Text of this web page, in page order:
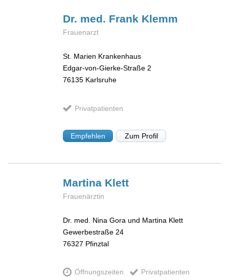
Dr. med. Frank Klemm
Frauenarzt
St. Marien Krankenhaus
Edgar-von-Gierke-Straße 2
76135 Karlsruhe
Privatpatienten
Empfehlen Zum Profil
Martina Klett
Frauenärztin
Dr. med. Nina Gora und Martina Klett
Gewerbestraße 24
76327 Pfinztal
Öffnungszeiten Privatpatienten